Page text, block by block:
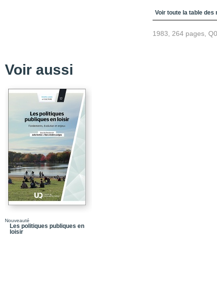
Table des
Voir toute la table des
1983, 264 pages,
Voir aussi
Nouveauté
Les politiques publiques en
loisir